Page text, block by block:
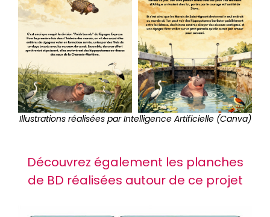
Illustrations réalisées par Intelligence Artificielle (Canva)
Découvrez également les planches
de BD réalisées autour de ce projet